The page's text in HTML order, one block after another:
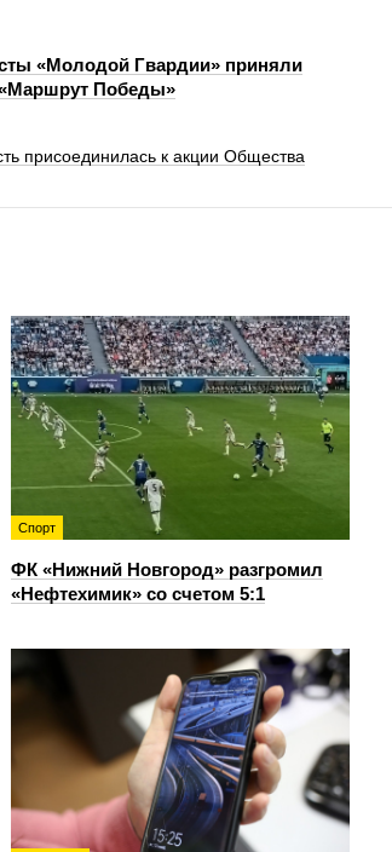
«Молодой Гвардии» приняли
«Маршрут Победы»
присоединилась к акции Общества
Спорт
ФК «Нижний Новгород» разгромил
«Нефтехимик» со счетом 5:1